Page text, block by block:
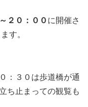
２０：００ に開催さ
す。
：３０は歩道橋が通
ち止まっての観覧も